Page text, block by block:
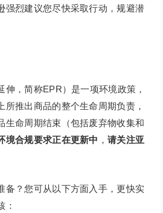
强烈建议您尽快采取行动，规避潜
伸，简称EPR）是一项环境政策，
所推出商品的整个⽣命周期负责，
⽣命周期结束（包括废弃物收集和
境合规要求正在更新中 ，请关注亚
备？您可从以下方面入手，更快实
：